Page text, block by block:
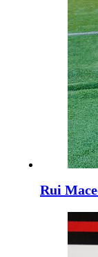
Rui